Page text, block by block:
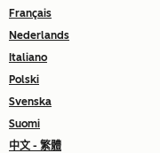
Français
Nederlands
Italiano
Polski
Svenska
Suomi
中文 - 繁體